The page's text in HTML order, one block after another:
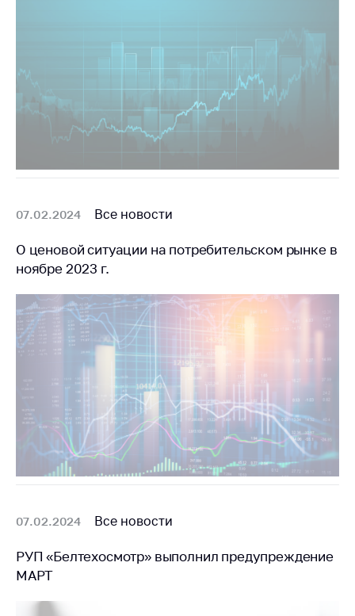
07.02.2024 Все новости
О ценовой ситуации на потребительском рынке в
ноябре 2023 г.
07.02.2024 Все новости
РУП «Белтехосмотр» выполнил предупреждение
МАРТ